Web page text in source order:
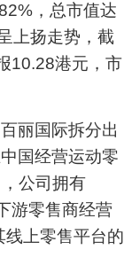
，总市值达
上扬走势，截
10.28港元，市
丽国际拆分出
国经营运动零
公司拥有
游零售商经营
上零售平台的